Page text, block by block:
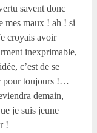
savent donc
mes maux ! ah ! si
croyais avoir
inexprimable,
c’est de se
pour toujours !…
demain,
je suis jeune
!